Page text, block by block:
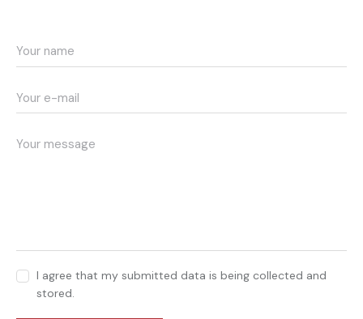
I agree that my submitted data is being collected and
stored.